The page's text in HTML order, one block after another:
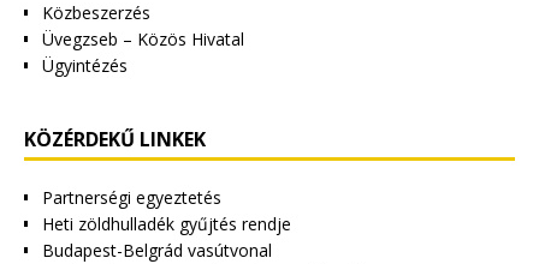
Közbeszerzés
Üvegzseb – Közös Hivatal
Ügyintézés
KÖZÉRDEKŰ LINKEK
Partnerségi egyeztetés
Heti zöldhulladék gyűjtés rendje
Budapest-Belgrád vasútvonal